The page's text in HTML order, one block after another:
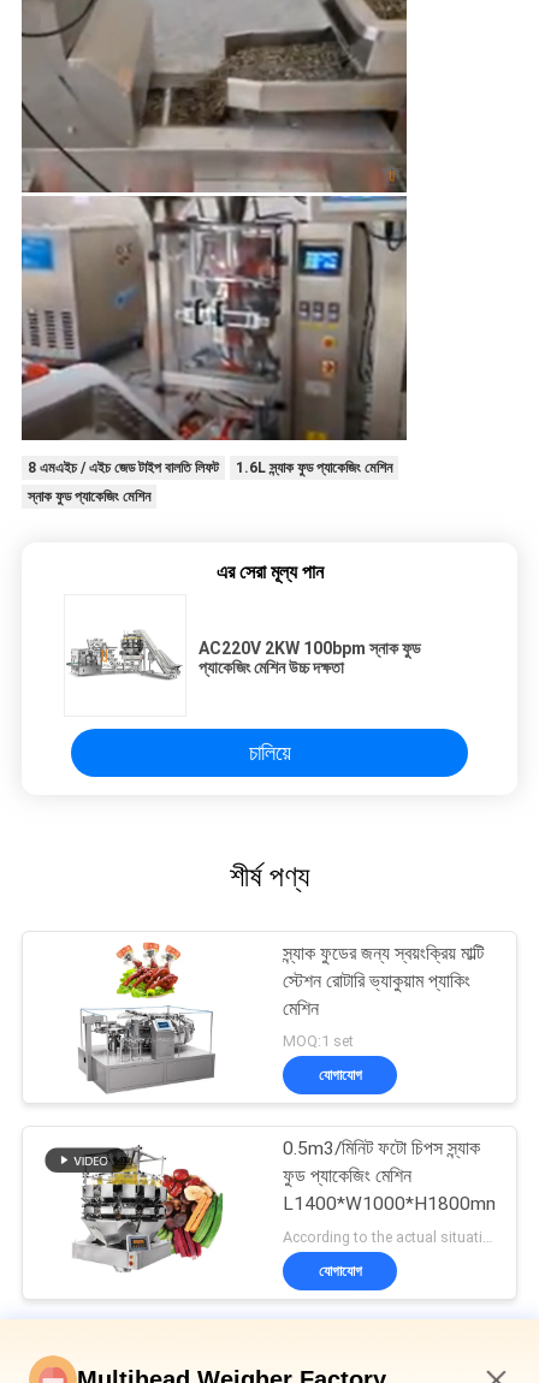
8 এমএইচ / এইচ জেড টাইপ বালতি লিফট
1.6L স্ন্যাক ফুড প্যাকেজিং মেশিন
স্নাক ফুড প্যাকেজিং মেশিন
এর সেরা মূল্য পান
AC220V 2KW 100bpm স্নাক ফুড
প্যাকেজিং মেশিন উচ্চ দক্ষতা
চালিয়ে
শীর্ষ পণ্য
স্ন্যাক ফুডের জন্য স্বয়ংক্রিয় মাল্টি
স্টেশন রোটারি ভ্যাকুয়াম প্যাকিং
মেশিন
MOQ:1 set
যোগাযোগ
0.5m3/মিনিট ফটো চিপস স্ন্যাক
ফুড প্যাকেজিং মেশিন
L1400*W1000*H1800mm
According to the actual situation MOQ:1 set
যোগাযোগ